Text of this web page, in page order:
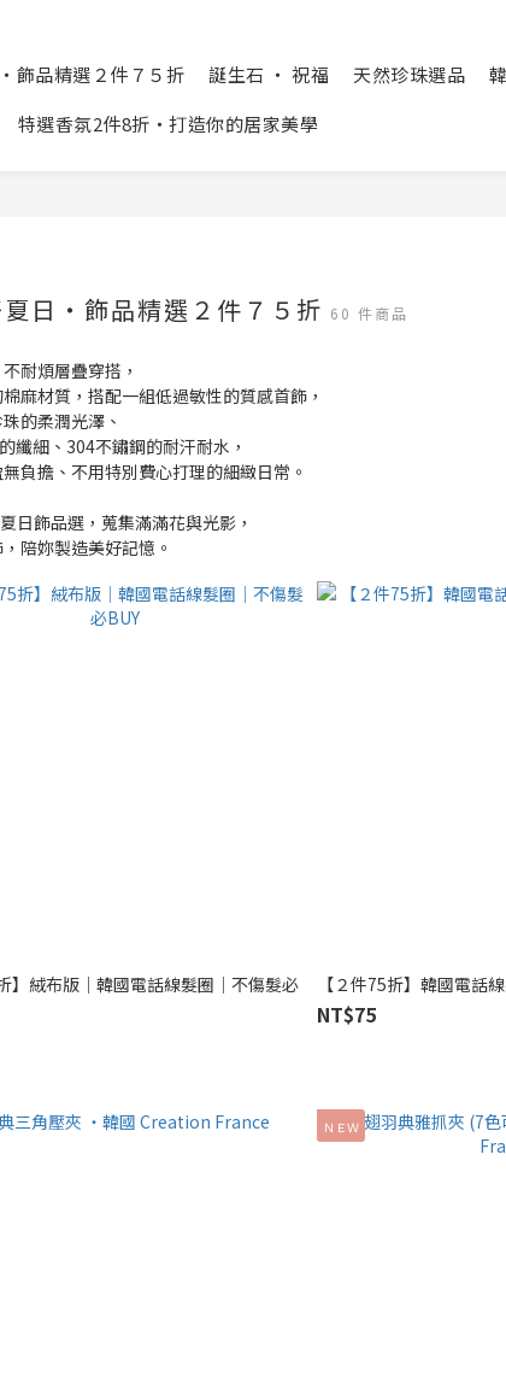
飾品精選２件７５折 誕生石 ‧ 祝福 天然珍珠選品
特選香氛2件8折‧打造你的居家美學
日‧飾品精選２件７５折 60 件商品
耐煩層疊穿搭，
麻材質，搭配一組低過敏性的質感首飾，
的柔潤光澤、
纖細、304不鏽鋼的耐汗耐水，
負擔、不用特別費心打理的細緻日常。
日飾品選，蒐集滿滿花與光影，
陪妳製造美好記憶。
折】絨布版│韓國電話線髮圈│不傷髮必
【２件75折】韓國電話
NT$75
ＮＥＷ